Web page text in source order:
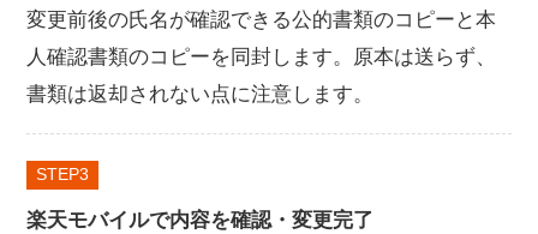
変更前後の氏名が確認できる公的書類のコピーと本
人確認書類のコピーを同封します。原本は送らず、
書類は返却されない点に注意します。
STEP
楽天モバイルで内容を確認・変更完了